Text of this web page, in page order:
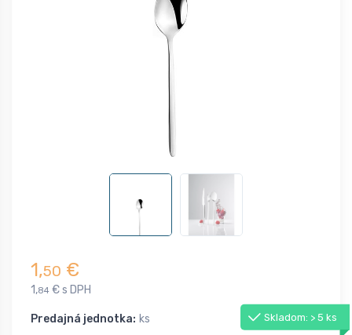
1,50 €
1,84 € s DPH
Predajná jednotka: ks Skladom: > 5 ks